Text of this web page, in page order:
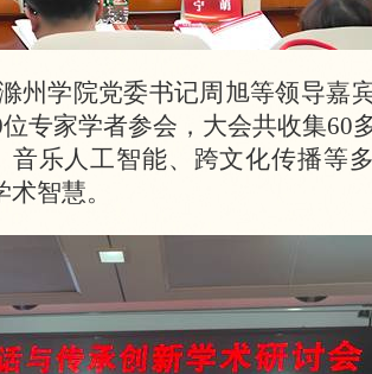
州学院党委书记周旭等领导嘉
专家学者参会，大会共收集60
乐人工智能、跨文化传播等
智慧。